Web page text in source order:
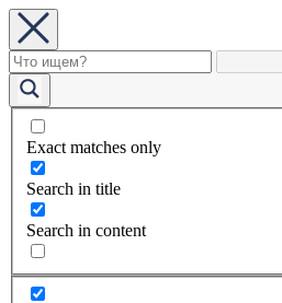
Exact matches only
Search in title
Search in content